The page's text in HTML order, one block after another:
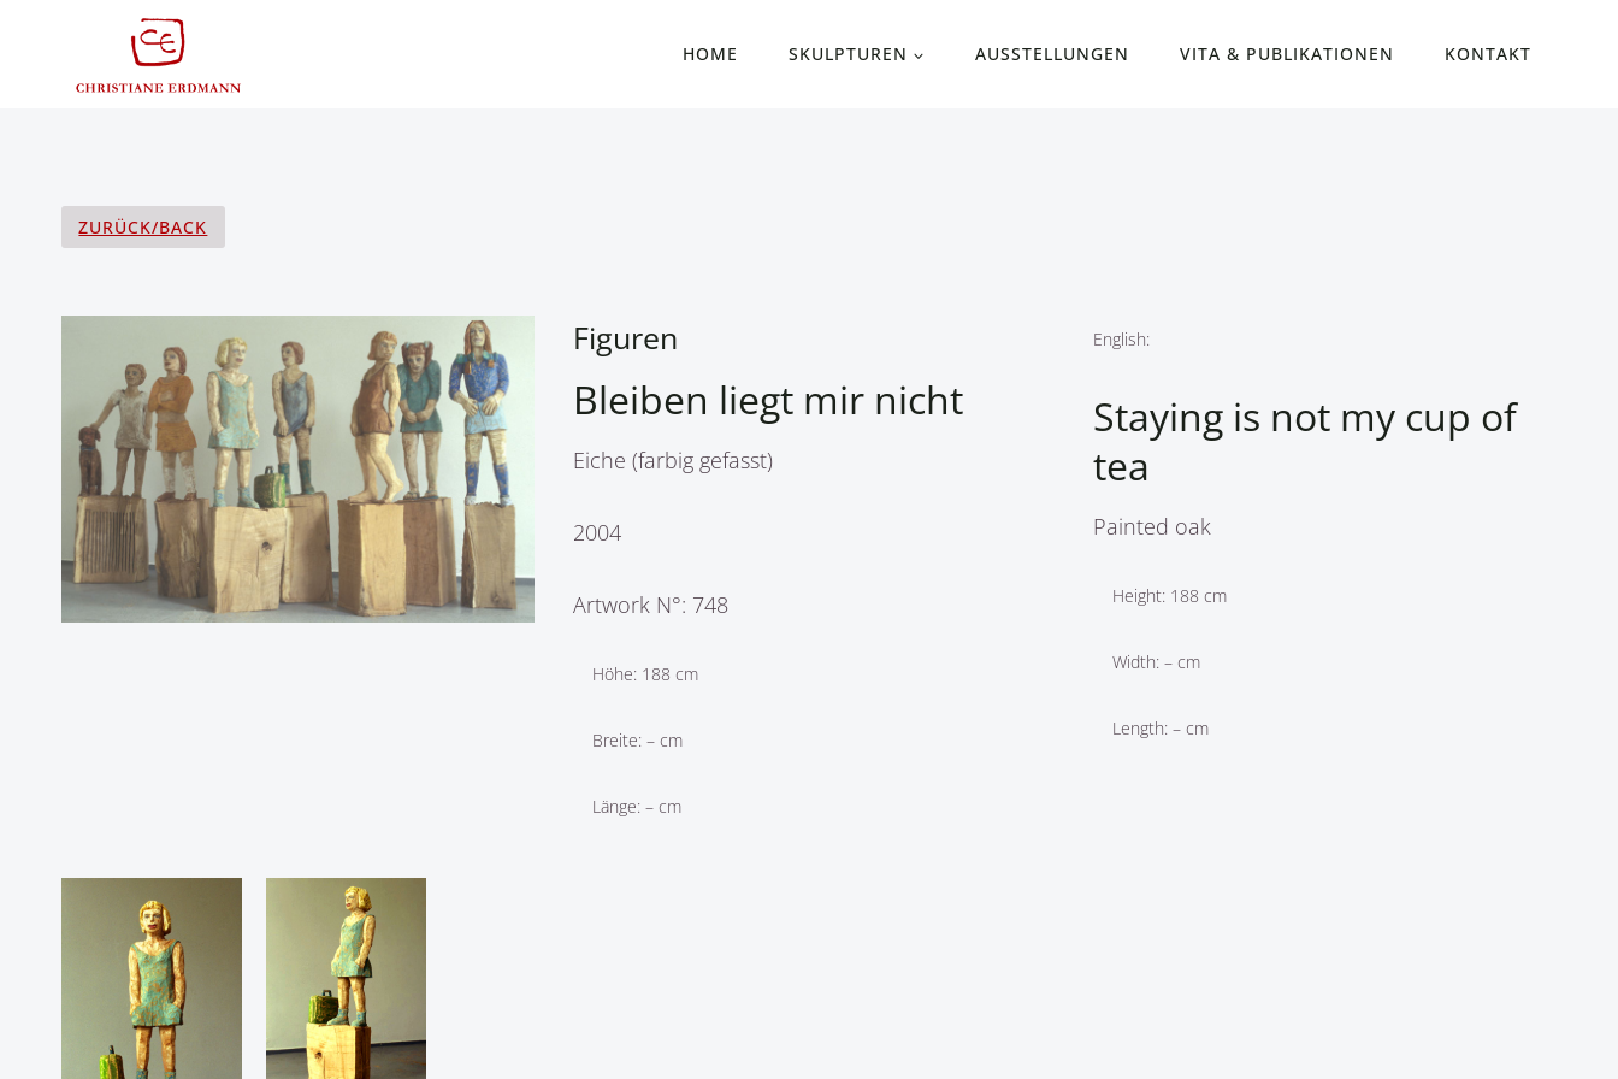
springen
HOME SKULPTUREN AUSSTELLUNGEN VITA & PUBLIKATIONEN KONTAKT
ZURÜCK/BACK
Figuren
Bleiben liegt mir nicht
Eiche (farbig gefasst)
2004
Artwork N°: 748
Höhe: 188 cm
Breite: – cm
Länge: – cm
English:
Staying is not my cup of
tea
Painted oak
Height: 188 cm
Width: – cm
Length: – cm